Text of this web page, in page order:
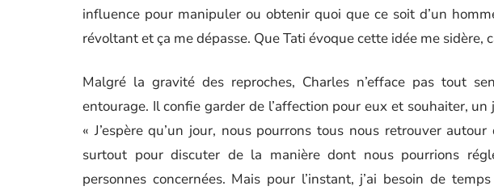
influence pour manipuler ou obtenir quoi que ce soit d’un
révoltant et ça me dépasse. Que Tati évoque cette idée me sidère,
Malgré la gravité des reproches, Charles n’efface pas tout
entourage. Il confie garder de l’affection pour eux et souhaiter,
« J’espère qu’un jour, nous pourrons tous nous retrouver
surtout pour discuter de la manière dont nous pourrions
personnes concernées. Mais pour l’instant, j’ai besoin de